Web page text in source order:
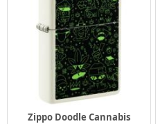
Zippo Doodle Cannabis